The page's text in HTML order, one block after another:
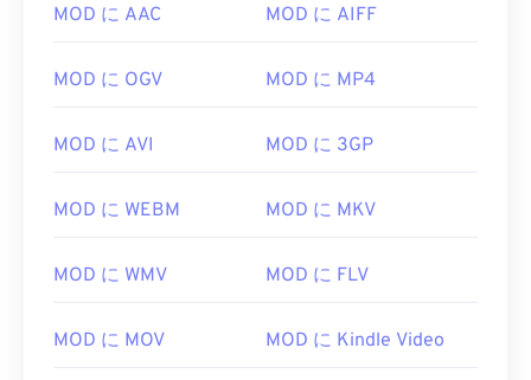
MOD に AAC MOD に AIFF
MOD に OGV MOD に MP4
MOD に AVI MOD に 3GP
MOD に WEBM MOD に MKV
MOD に WMV MOD に FLV
MOD に MOV MOD に Kindle Video